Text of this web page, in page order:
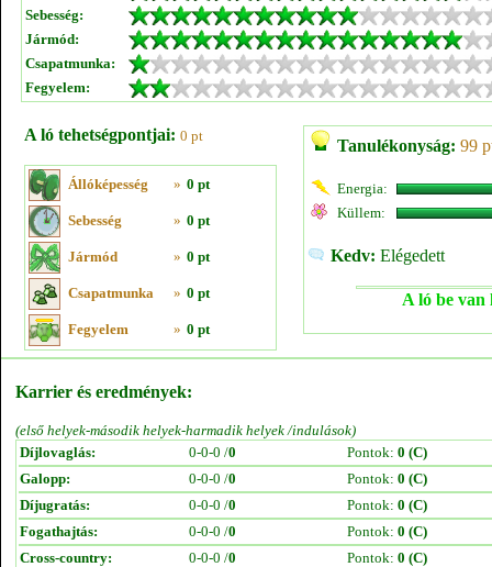
Sebesség:
Jármód:
Csapatmunka:
Fegyelem:
A ló tehetségpontjai: 0 pt
Állóképesség » 0 pt
Sebesség » 0 pt
Jármód » 0 pt
Csapatmunka » 0 pt
Fegyelem » 0 pt
Tanulékonyság: 99
Energia:
Küllem:
Kedv: Elégedett
A ló be van
Karrier és eredmények:
(első helyek-második helyek-harmadik helyek /indulások)
Díjlovaglás:
0-0-0 /0 Pontok: 0 (C)
Galopp:
0-0-0 /0 Pontok: 0 (C)
Díjugratás:
0-0-0 /0 Pontok: 0 (C)
Fogathajtás:
0-0-0 /0 Pontok: 0 (C)
Cross-country:
0-0-0 /0 Pontok: 0 (C)